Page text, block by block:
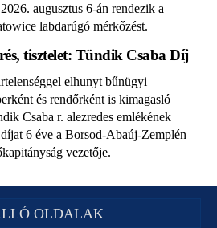
augusztus 6-án rendezik a
labdarúgó mérkőzést.
tisztelet: Tündik Csaba Díj
elhunyt bűnügyi
és rendőrként is kimagasló
Csaba r. alezredes emlékének
6 éve a Borsod-Abaúj-Zemplén
vezetője.
OLDALAK